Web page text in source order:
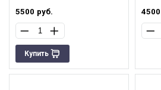
5500 руб.
Купить
4500